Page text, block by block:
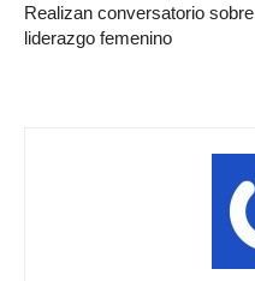
Realizan conversatorio sobre
liderazgo femenino